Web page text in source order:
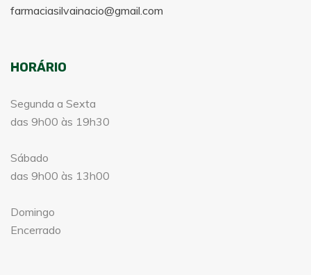
farmaciasilvainacio@gmail.com
HORÁRIO
Segunda a Sexta
das 9h00 às 19h30
Sábado
das 9h00 às 13h00
Domingo
Encerrado